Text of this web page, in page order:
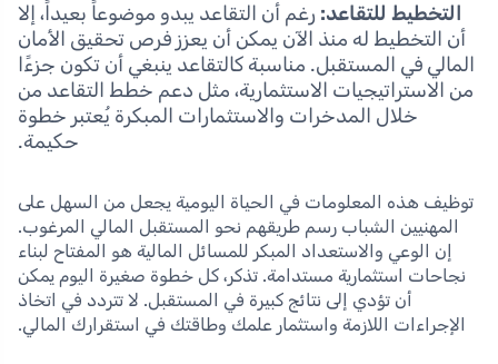
التخطيط للتقاعد: رغم أن التقاعد يبدو موضوعاً بعيداً، إلا
أن التخطيط له منذ الآن يمكن أن يعزز فرص تحقيق الأمان
المالي في المستقبل. مناسبة كالتقاعد ينبغي أن تكون جزءًا
من الاستراتيجيات الاستثمارية، مثل دعم خطط التقاعد من
خلال المدخرات والاستثمارات المبكرة يُعتبر خطوة
حكيمة.
توظيف هذه المعلومات في الحياة اليومية يجعل من السهل على
المهنيين الشباب رسم طريقهم نحو المستقبل المالي المرغوب.
إن الوعي والاستعداد المبكر للمسائل المالية هو المفتاح لبناء
نجاحات استثمارية مستدامة. تذكر، كل خطوة صغيرة اليوم يمكن
أن تؤدي إلى نتائج كبيرة في المستقبل. لا تتردد في اتخاذ
الإجراءات اللازمة واستثمار علمك وطاقتك في استقرارك المالي.